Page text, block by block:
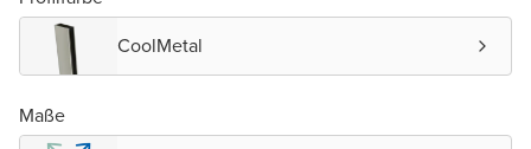
CoolMetal
Maße